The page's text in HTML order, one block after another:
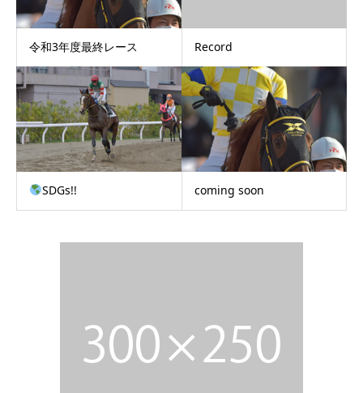
令和3年度最終レース Record
SDGs!! coming soon